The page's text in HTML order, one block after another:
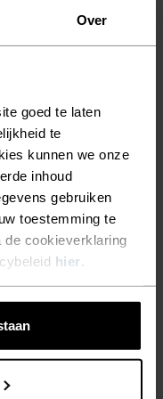
Over
goed te laten
te
kunnen we onze
inhoud
gebruiken
toestemming te
de cookieverklaring
hier
LANGER
GEZIN
MET
ODLO.
– rekbaar,
helpt de
sneller dan